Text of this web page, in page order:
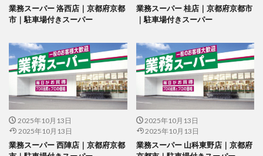
業務スーパー 洛西店｜京都府京都
市｜駐車場付きスーパー
業務スーパー 桂店｜京都府京都市
｜駐車場付きスーパー
2025年10月13日
2025年10月13日
業務スーパー 西陣店｜京都府京都
2025年10月13日
2025年10月13日
業務スーパー 山科東野店｜京都府